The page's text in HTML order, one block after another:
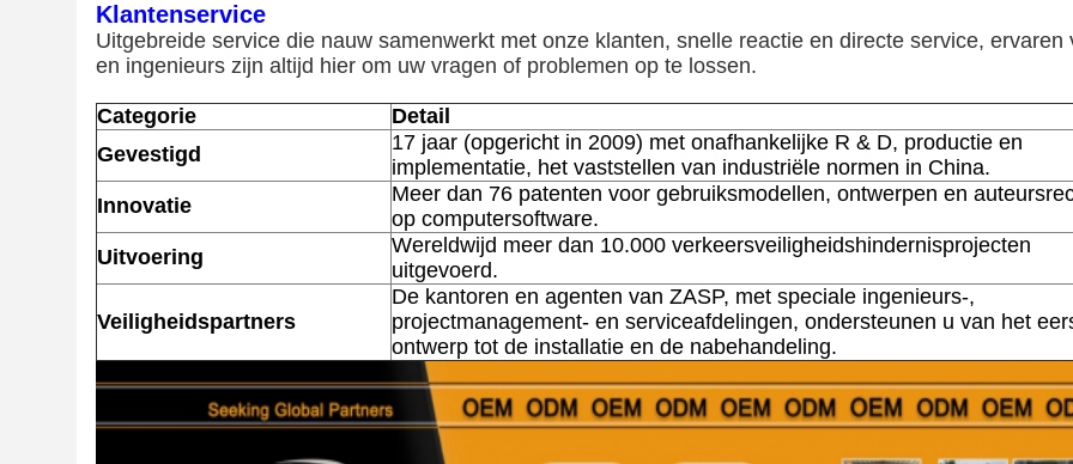
Klantenservice
Uitgebreide service die nauw samenwerkt met onze klanten, snelle reactie en directe service, ervaren
en ingenieurs zijn altijd hier om uw vragen of problemen op te lossen.
Categorie
Detail
Gevestigd
17 jaar (opgericht in 2009) met onafhankelijke R & D, productie en
implementatie, het vaststellen van industriële normen in China.
Innovatie
Meer dan 76 patenten voor gebruiksmodellen, ontwerpen en
op computersoftware.
Uitvoering
Wereldwijd meer dan 10.000 verkeersveiligheidshindernisprojecten
uitgevoerd.
Veiligheidspartners
De kantoren en agenten van ZASP, met speciale ingenieurs-,
projectmanagement- en serviceafdelingen, ondersteunen u van het
ontwerp tot de installatie en de nabehandeling.